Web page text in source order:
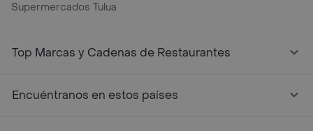
Supermercados Tulua
Top Marcas y Cadenas de Restaurantes
Encuéntranos en estos países